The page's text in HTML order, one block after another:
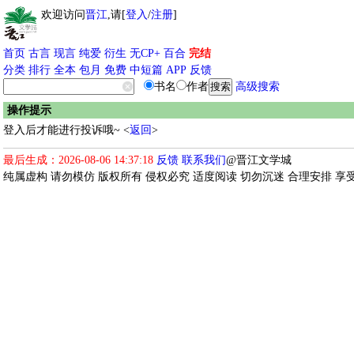
欢迎访问晋江,请[登入/注册]
首页 古言 现言 纯爱 衍生 无CP+ 百合 完结
分类 排行 全本 包月 免费 中短篇 APP 反馈
书名
作者
高级搜索
操作提示
登入后才能进行投诉哦~ <返回>
最后生成：2026-08-06 14:37:18 反馈 联系我们@晋江文学城
纯属虚构 请勿模仿 版权所有 侵权必究 适度阅读 切勿沉迷 合理安排 享